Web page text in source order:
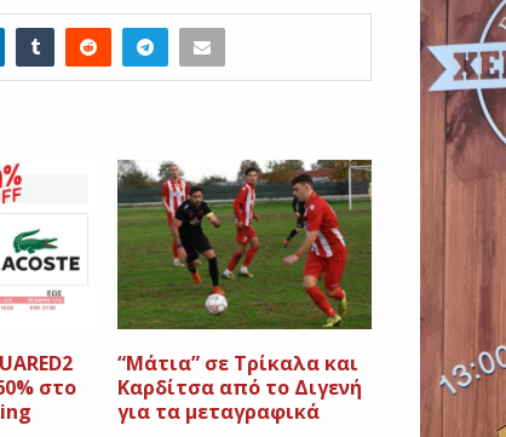
στο
“Μάτια” σε Τρίκαλα και
Καρδίτσα από το Διγενή
για τα μεταγραφικά